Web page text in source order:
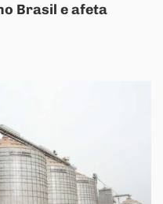
Brasil e afeta